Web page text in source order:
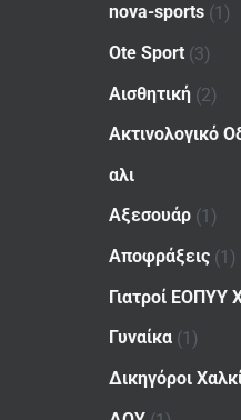
nova-sports (1)
Ote Sport (3)
Αισθητική (2)
Ακτινολογικό
αλι
Αξεσουάρ (1)
Αποφράξεις (1)
Γιατροί ΕΟΠΥΥ
Γυναίκα (1)
Δικηγόροι